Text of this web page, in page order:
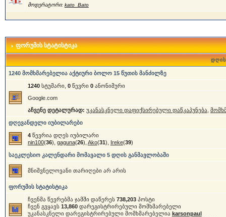
მოდერატორი: kato_Bato
ფორუმის სტატისტიკა
დღის
1240 მომხმარებელია აქტიური ბოლო 15 წუთის მანძილზე
1240სტუმარი, 0წევრი 0ანონიმური
Google.com
აჩვენე დეტალურად: უკანასკნელი დაფიქსირებული დაწკაპუნება
დღევანდელი იუბილარები
4წევრია დღეს იუბილარი
nin100(36), gaguna(26), Ako(31), Ireke(39)
საეკლესიო კალენდარი მომავალი 5 დღის განმავლობაში
მნიშვნელოვანი თარიღები არ არის
ფორუმის სტატისტიკა
ჩვენმა წევრებმა ჯამში დაწერეს 738,203პოსტი
ჩვენ გვყავს 13,860დარეგისტრირებული მომხმარებელი
უკანასკნელი დარეგისტრირებული მომხმარებელია karsonpaul